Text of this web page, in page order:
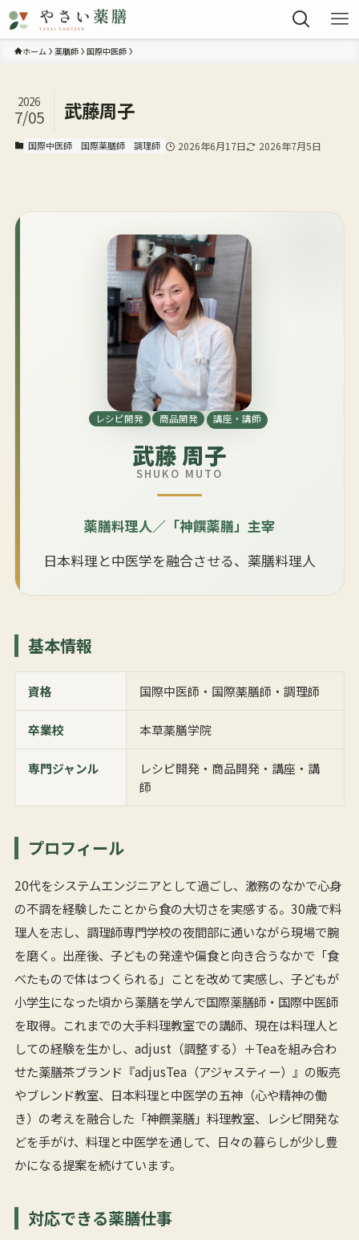
ホーム 薬膳師 国際中医師
武藤周子
2026
7/05
国際中医師 国際薬膳師 調理師 2026年6月17日 2026年7月5日
レシピ開発 商品開発 講座・講師
武藤 周子
SHUKO MUTO
薬膳料理人／「神饌薬膳」主宰
日本料理と中医学を融合させる、薬膳料理人
基本情報
資格 国際中医師・国際薬膳師・調理師
卒業校 本草薬膳学院
専門ジャンル
レシピ開発・商品開発・講座・講
師
プロフィール
20代をシステムエンジニアとして過ごし、激務のなかで心身
の不調を経験したことから食の大切さを実感する。30歳で料
理人を志し、調理師専門学校の夜間部に通いながら現場で腕
を磨く。出産後、子どもの発達や偏食と向き合うなかで「食
べたもので体はつくられる」ことを改めて実感し、子どもが
小学生になった頃から薬膳を学んで国際薬膳師・国際中医師
を取得。これまでの大手料理教室での講師、現在は料理人と
しての経験を生かし、adjust（調整する）＋Teaを組み合わ
せた薬膳茶ブランド『adjusTea（アジャスティー）』の販売
やブレンド教室、日本料理と中医学の五神（心や精神の働
き）の考えを融合した「神饌薬膳」料理教室、レシピ開発な
どを手がけ、料理と中医学を通して、日々の暮らしが少し豊
かになる提案を続けています。
対応できる薬膳仕事